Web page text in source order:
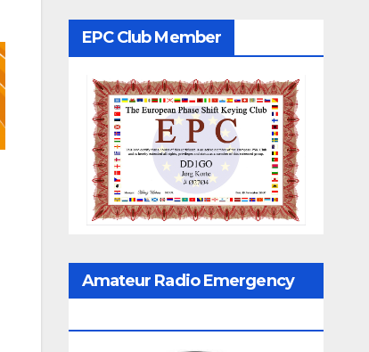
EPC Club Member
Amateur Radio Emergency